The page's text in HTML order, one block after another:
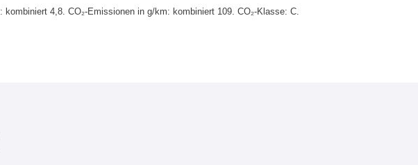
4,8. CO₂-Emissionen in g/km: kombiniert 109. CO₂-Klasse: C.